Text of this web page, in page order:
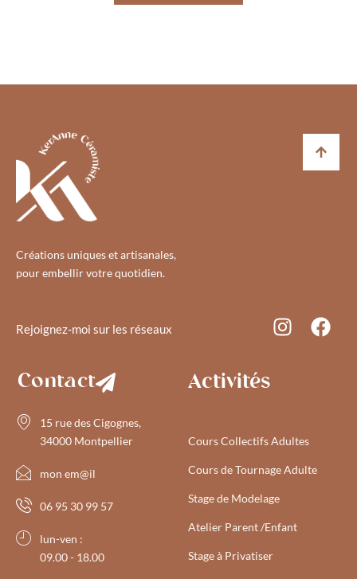
Créations uniques et artisanales,
pour embellir votre quotidien.
Rejoignez-moi sur les réseaux
Contact
15 rue des Cigognes,
34000 Montpellier
mon em@il
06 95 30 99 57
lun-ven :
09.00 - 18.00
Activités
Cours Collectifs Adultes
Cours de Tournage Adulte
Stage de Modelage
Atelier Parent /Enfant
Stage à Privatiser